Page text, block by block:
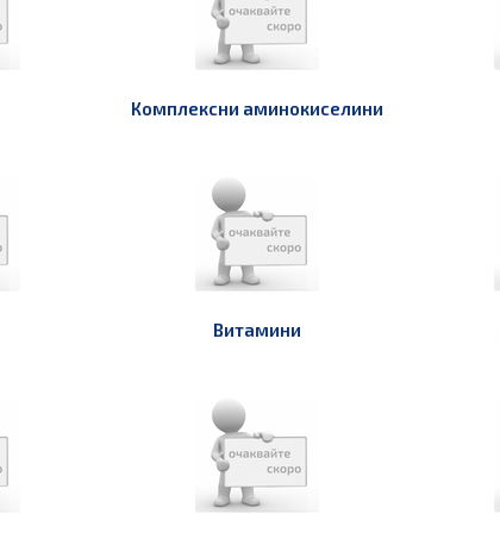
Комплексни аминокиселини
Витамини